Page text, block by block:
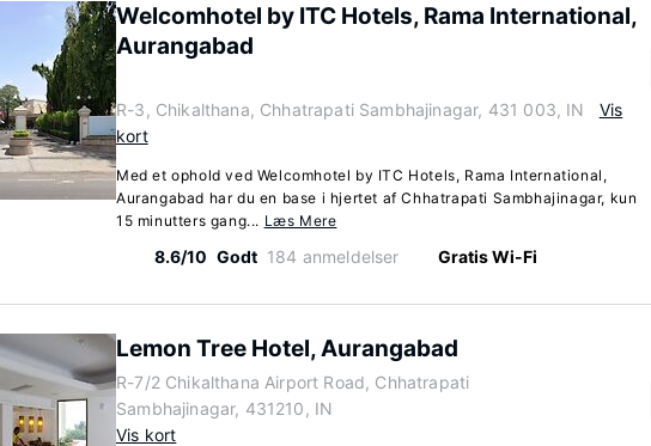
Welcomhotel by ITC Hotels, Rama International,
Aurangabad
R-3, Chikalthana, Chhatrapati Sambhajinagar, 431 003, IN
Vis
kort
Med et ophold ved Welcomhotel by ITC Hotels, Rama International,
Aurangabad har du en base i hjertet af Chhatrapati Sambhajinagar, kun
15 minutters gang... Læs Mere
8.6/10 Godt 184 anmeldelser Gratis Wi-Fi
Lemon Tree Hotel, Aurangabad
R-7/2 Chikalthana Airport Road, Chhatrapati
Sambhajinagar, 431210, IN
Vis kort